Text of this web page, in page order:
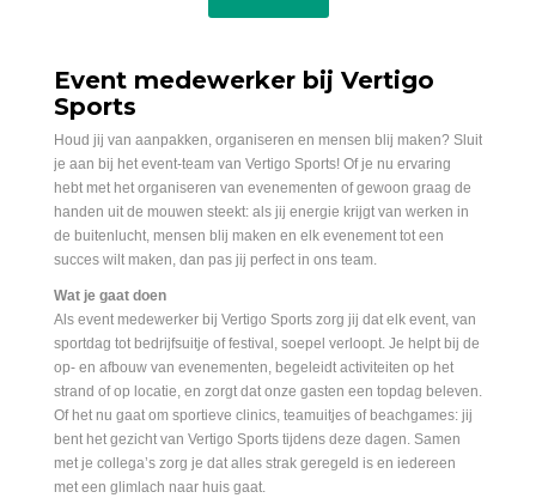
Event medewerker bij Vertigo
Sports
Houd jij van aanpakken, organiseren en mensen blij maken? Sluit
je aan bij het event-team van Vertigo Sports! Of je nu ervaring
hebt met het organiseren van evenementen of gewoon graag de
handen uit de mouwen steekt: als jij energie krijgt van werken in
de buitenlucht, mensen blij maken en elk evenement tot een
succes wilt maken, dan pas jij perfect in ons team.
Wat je gaat doen
Als event medewerker bij Vertigo Sports zorg jij dat elk event, van
sportdag tot bedrijfsuitje of festival, soepel verloopt. Je helpt bij de
op- en afbouw van evenementen, begeleidt activiteiten op het
strand of op locatie, en zorgt dat onze gasten een topdag beleven.
Of het nu gaat om sportieve clinics, teamuitjes of beachgames: jij
bent het gezicht van Vertigo Sports tijdens deze dagen. Samen
met je collega’s zorg je dat alles strak geregeld is en iedereen
met een glimlach naar huis gaat.